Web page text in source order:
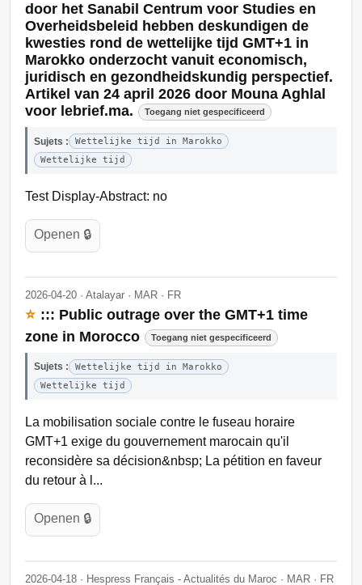
door het Sanabil Centrum voor Studies en
Overheidsbeleid hebben deskundigen de
kwesties rond de wettelijke tijd GMT+1 in
Marokko onderzocht vanuit economisch,
juridisch en gezondheidskundig perspectief.
Artikel van 24 april 2026 door Mouna Aghlal
voor lebrief.ma.
Toegang niet gespecificeerd
Sujets :
Wettelijke tijd in Marokko
Wettelijke tijd
Test Display-Abstract: no
Openen 🔒
2026-04-20 · Atalayar · MAR · FR
⭐ ::: Public outrage over the GMT+1 time
zone in Morocco
Toegang niet gespecificeerd
Sujets :
Wettelijke tijd in Marokko
Wettelijke tijd
La mobilisation sociale contre le fuseau horaire
GMT+1 exige du gouvernement marocain qu'il
reconsidère sa décision&nbsp; La pétition en faveur
du retour à l...
Openen 🔒
2026-04-18 · Hespress Français - Actualités du Maroc · MAR · FR